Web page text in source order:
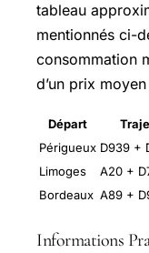
tableau
mentionnés ci-
consommation
d’un prix
Départ
Périgueux D939 +
Limoges
A20 +
Bordeaux A89 +
Informations